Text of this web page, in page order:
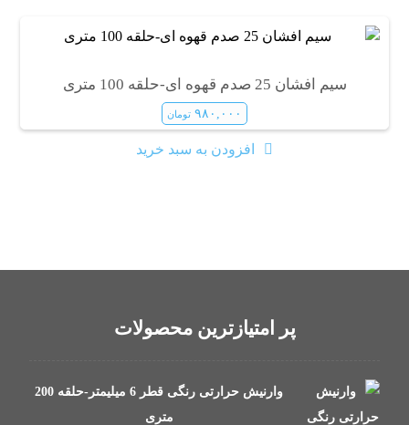
سیم افشان 25 صدم قهوه ای-حلقه 100 متری
۹۸۰,۰۰۰ تومان
افزودن به سبد خرید
پر امتیازترین محصولات
وارنیش حرارتی رنگی قطر 6 میلیمتر-حلقه 200
متری